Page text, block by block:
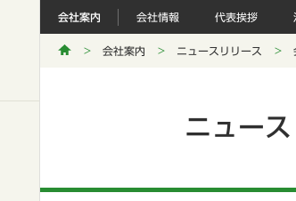
会社案内 会社情報 代表挨拶
会社案内 ニュースリリース
ニュー